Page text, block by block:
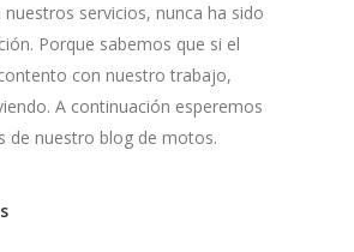
nuestros servicios, nunca ha sido
Porque sabemos que si el
con nuestro trabajo,
A continuación esperemos
de nuestro blog de motos.